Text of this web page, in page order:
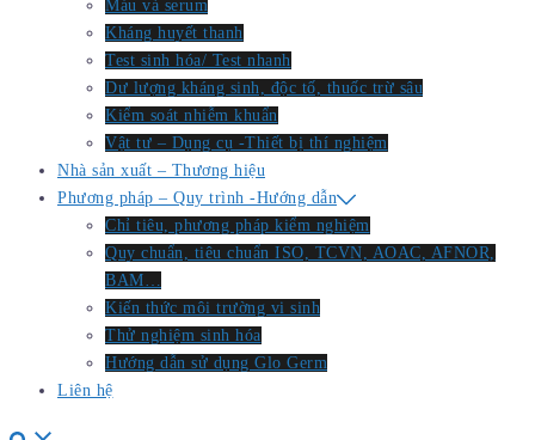
Máu và serum
Kháng huyết thanh
Test sinh hóa/ Test nhanh
Dư lượng kháng sinh, độc tố, thuốc trừ sâu
Kiểm soát nhiễm khuẩn
Vật tư – Dụng cụ -Thiết bị thí nghiệm
Nhà sản xuất – Thương hiệu
Phương pháp – Quy trình -Hướng dẫn
Chỉ tiêu, phương pháp kiểm nghiệm
Quy chuẩn, tiêu chuẩn ISO, TCVN, AOAC, AFNOR,
BAM…
Kiến thức môi trường vi sinh
Thử nghiệm sinh hóa
Hướng dẫn sử dụng Glo Germ
Liên hệ
Search